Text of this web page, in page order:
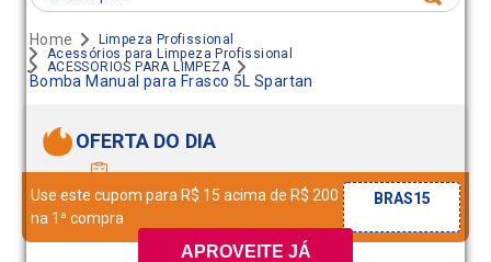
.
APROVEITE JÁ
Limpeza Profissional
Acessórios para Limpeza Profissional
ACESSORIOS PARA LIMPEZA
Bomba Manual para Frasco 5L Spartan
OFERTA DO DIA
Use este cupom para R$ 15 acima de R$ 200
na 1ª compra
BRAS15